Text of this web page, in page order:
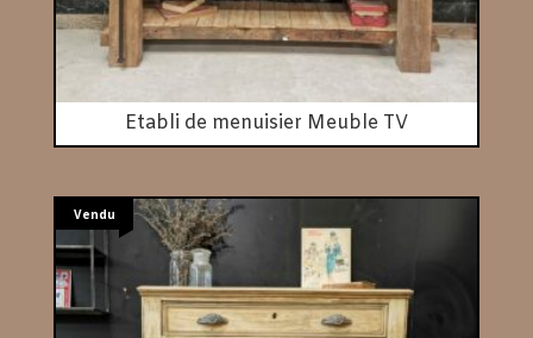
Etabli de menuisier Meuble TV
Vendu